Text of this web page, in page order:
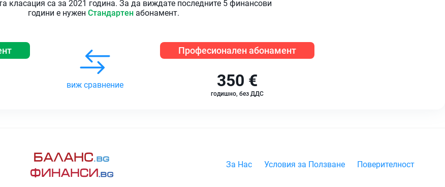
класация са за 2021 година. За да виждате последните 5 финансови
години е нужен Стандартен абонамент.
виж сравнение
Професионален абонамент
350 €
годишно, без ДДС
За Нас Условия за Ползване Поверителност